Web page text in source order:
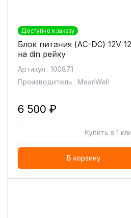
Доступно к заказу
Блок питания (AC-DC) 12V
на din рейку
Артикул : 100871
Производитель : MeanWell
6 500 ₽
Купить в 1
В корзину